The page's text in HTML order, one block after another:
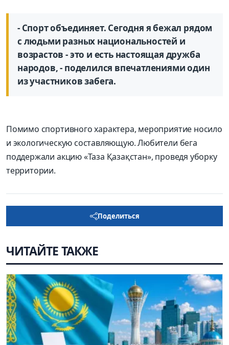
- Спорт объединяет. Сегодня я бежал рядом
с людьми разных национальностей и
возрастов - это и есть настоящая дружба
народов, - поделился впечатлениями один
из участников забега.
Помимо спортивного характера, мероприятие носило
и экологическую составляющую. Любители бега
поддержали акцию «Таза Қазақстан», проведя уборку
территории.
Поделиться
ЧИТАЙТЕ ТАКЖЕ